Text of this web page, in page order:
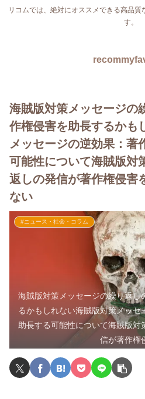
リコムでは、絶対にオススメできる高品
す。
海賊版対策メッセージの
作権侵害を助長するかも
メッセージの逆効果：著
可能性について海賊版対
返しの発信が著作権侵害
ない
#ニュース・社会・コラム
海賊版対策メッセージの繰り返し
るかもしれない海賊版対策メッ
助長する可能性について海賊版対
信が著作権